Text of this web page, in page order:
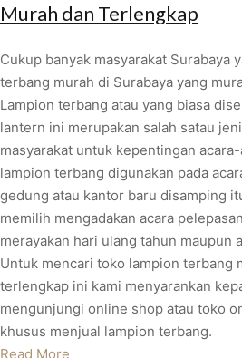
Murah dan Terlengkap
Cukup banyak masyarakat Surabaya
terbang murah di Surabaya yang
Lampion terbang atau yang biasa
lantern ini merupakan salah satau
masyarakat untuk kepentingan
lampion terbang digunakan pada
gedung atau kantor baru disamping
memilih mengadakan acara
merayakan hari ulang tahun maupun
Untuk mencari toko lampion terbang
terlengkap ini kami menyarankan
mengunjungi online shop atau toko
khusus menjual lampion terbang.
Read More